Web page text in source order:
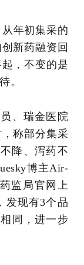
年初集采的
新药融资回
，不变的是
。
、瑞金医院
称部分集采
降、泻药不
博主Air-
监局官网上
发现有3个品
同，进一步